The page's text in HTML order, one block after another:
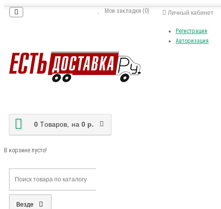
Личный кабинет
Регистрация
Авторизация
Мои закладки (0)
0 Tоваров, на 0 р.
В корзине пусто!
Везде